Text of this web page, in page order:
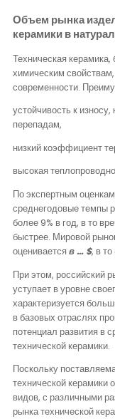
Объем рынка
керамики в
Техническая
химическим
современности.
устойчивость к
перепадам,
низкий коэффициент
высокая
По экспертным
среднегодовые темпы
более 9% в год, в то
быстрее. Мировой
оценивается в … $, в
При этом, российский
уступает в уровне
характеризуется
в базовых отраслях
потенциал развития в
технической керамики.
Поскольку
технической керамики
видов, с различными
рынка технической